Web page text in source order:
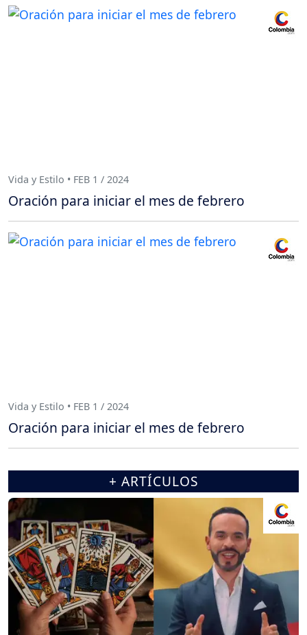
Vida y Estilo • FEB 1 / 2024
Oración para iniciar el mes de febrero
Vida y Estilo • FEB 1 / 2024
Oración para iniciar el mes de febrero
+ ARTÍCULOS